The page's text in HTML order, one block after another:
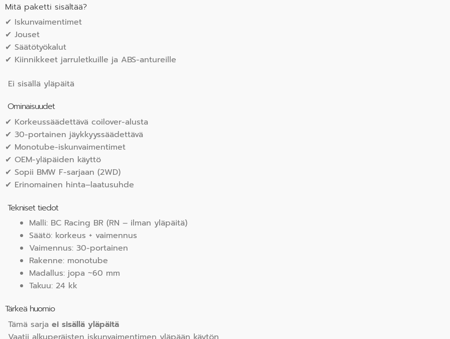
Mitä paketti sisältää?
✔ Iskunvaimentimet
✔ Jouset
✔ Säätötyökalut
✔ Kiinnikkeet jarruletkuille ja ABS-antureille
Ei sisällä yläpäitä
Ominaisuudet
✔ Korkeussäädettävä coilover-alusta
✔ 30-portainen jäykkyyssäädettävä
✔ Monotube-iskunvaimentimet
✔ OEM-yläpäiden käyttö
✔ Sopii BMW F-sarjaan (2WD)
✔ Erinomainen hinta–laatusuhde
Tekniset tiedot
Malli: BC Racing BR (RN – ilman yläpäitä)
Säätö: korkeus + vaimennus
Vaimennus: 30-portainen
Rakenne: monotube
Madallus: jopa ~60 mm
Takuu: 24 kk
Tärkeä huomio
Tämä sarja ei sisällä yläpäitä